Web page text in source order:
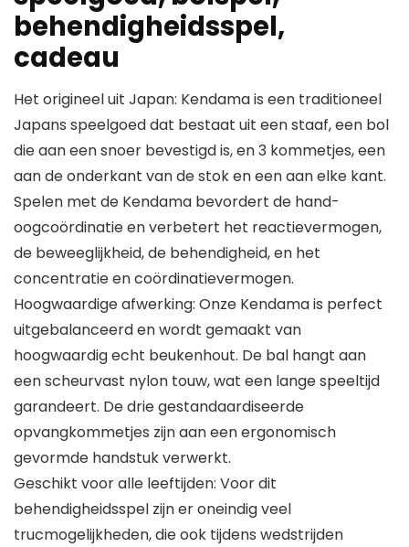
behendigheidsspel,
cadeau
Het origineel uit Japan: Kendama is een traditioneel
Japans speelgoed dat bestaat uit een staaf, een bol
die aan een snoer bevestigd is, en 3 kommetjes, een
aan de onderkant van de stok en een aan elke kant.
Spelen met de Kendama bevordert de hand-
oogcoördinatie en verbetert het reactievermogen,
de beweeglijkheid, de behendigheid, en het
concentratie en coördinatievermogen.
Hoogwaardige afwerking: Onze Kendama is perfect
uitgebalanceerd en wordt gemaakt van
hoogwaardig echt beukenhout. De bal hangt aan
een scheurvast nylon touw, wat een lange speeltijd
garandeert. De drie gestandaardiseerde
opvangkommetjes zijn aan een ergonomisch
gevormde handstuk verwerkt.
Geschikt voor alle leeftijden: Voor dit
behendigheidsspel zijn er oneindig veel
trucmogelijkheden, die ook tijdens wedstrijden